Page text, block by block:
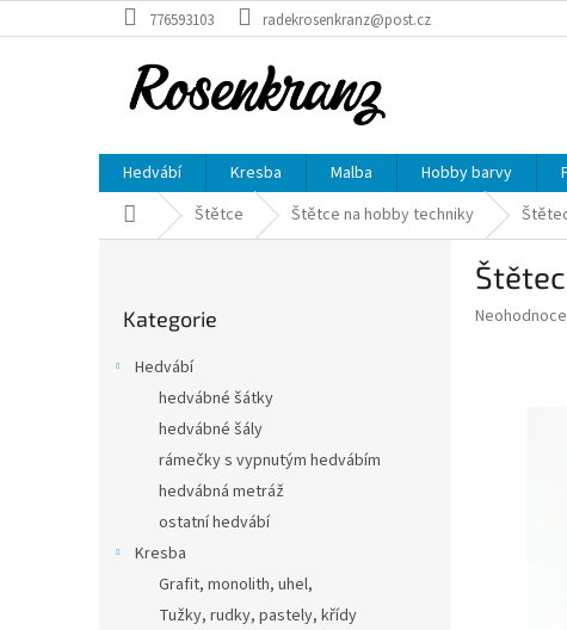
na
776593103 radekrosenkranz@post.cz
Hedvábí Kresba Malba Hobby barvy
Domů Štětce Štětce na hobby techniky
kategorie
Kategorie
Hedvábí
hedvábné šátky
hedvábné šály
rámečky s vypnutým hedvábím
hedvábná metráž
ostatní hedvábí
Kresba
Grafit, monolith, uhel,
Tužky, rudky, pastely, křídy
Průměrné